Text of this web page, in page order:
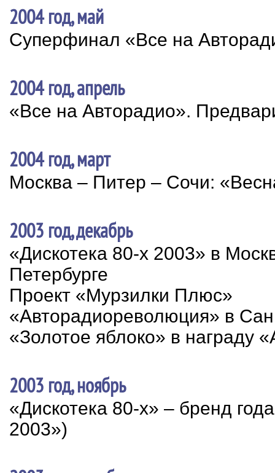
2004 год, май
Суперфинал «Все на
2004 год, апрель
«Все на Авторадио».
2004 год, март
Москва – Питер – Сочи:
2003 год, декабрь
«Дискотека 80-х 2003» в
Петербурге
Проект «Мурзилки Плюс»
«Авторадиореволюция» в
«Золотое яблоко» в награду
2003 год, ноябрь
«Дискотека 80-х» – бренд
2003»)